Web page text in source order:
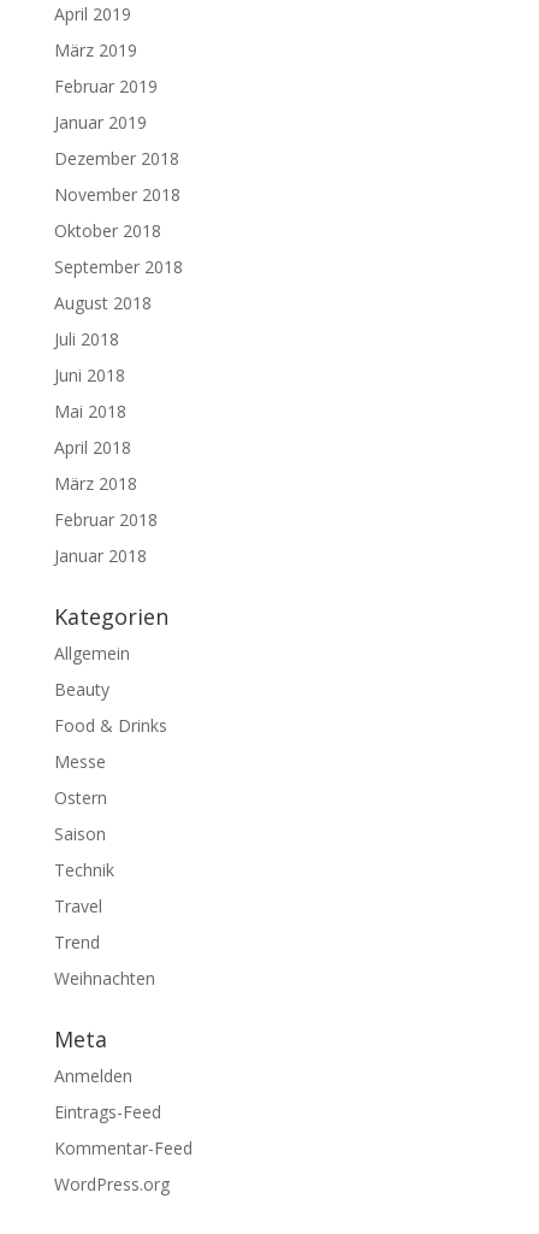
April 2019
März 2019
Februar 2019
Januar 2019
Dezember 2018
November 2018
Oktober 2018
September 2018
August 2018
Juli 2018
Juni 2018
Mai 2018
April 2018
März 2018
Februar 2018
Januar 2018
Kategorien
Allgemein
Beauty
Food & Drinks
Messe
Ostern
Saison
Technik
Travel
Trend
Weihnachten
Meta
Anmelden
Eintrags-Feed
Kommentar-Feed
WordPress.org